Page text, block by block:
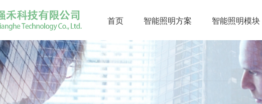
首页 智能照明方案 智能照明模块